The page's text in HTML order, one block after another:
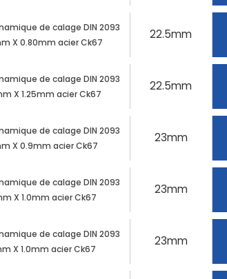
de calage DIN 2093
X 0.80mm acier Ck67
22.5mm
de calage DIN 2093
X 1.25mm acier Ck67
22.5mm
de calage DIN 2093
X 0.9mm acier Ck67
23mm
de calage DIN 2093
X 1.0mm acier Ck67
23mm
de calage DIN 2093
X 1.0mm acier Ck67
23mm